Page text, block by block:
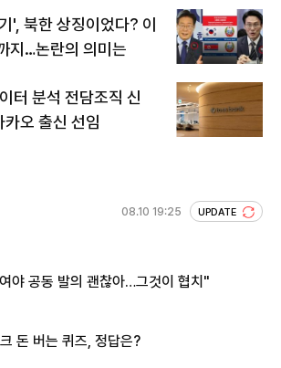
', 북한 상징이었다? 이
지…논란의 의미는
터 분석 전담조직 신
오 출신 선임
08.10 19:25 UPDATE
야 공동 발의 괜찮아…그것이 협치"
돈 버는 퀴즈, 정답은?